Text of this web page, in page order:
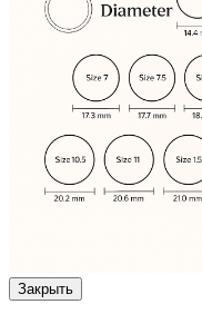
Закрыть